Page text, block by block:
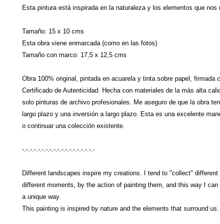
Esta pintura está inspirada en la naturaleza y los elementos que nos
Tamaño: 15 x 10 cms
Esta obra viene enmarcada (como en las fotos)
Tamaño con marco: 17,5 x 12,5 cms
Obra 100% original, pintada en acuarela y tinta sobre papel, firmada
Certificado de Autenticidad. Hecha con materiales de la más alta
solo pinturas de archivo profesionales. Me aseguro de que la obra
largo plazo y una inversión a largo plazo. Esta es una excelente
o continuar una colección existente.
-.-.-.-.-.-.-.-.-.-.-.-.-.-.-.-.-.-.-
Different landscapes inspire my creations. I tend to "collect" different
different moments, by the action of painting them, and this way I can
a unique way.
This painting is inspired by nature and the elements that surround us.